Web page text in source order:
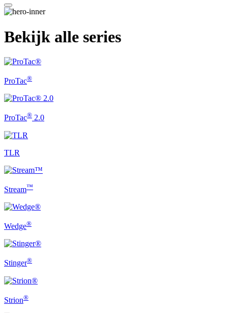
Bekijk alle series
ProTac®
ProTac® 2.0
TLR
Stream™
Wedge®
Stinger®
Strion®